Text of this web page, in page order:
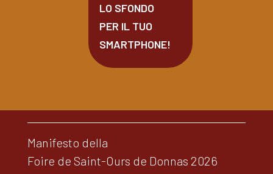
LO SFONDO
PER IL TUO
SMARTPHONE!
Manifesto della
Foire de Saint-Ours de Donnas 2026